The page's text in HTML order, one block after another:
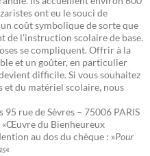
ont eu le souci de
coût symbolique de sorte que
de l’instruction scolaire de base.
se compliquent. Offrir à la
et un goûter, en particulier
difficile. Si vous souhaitez
et du matériel scolaire, nous
rue de Sèvres – 75006 PARIS
«Œuvre du Bienheureux
au dos du chèque : »Pour
«